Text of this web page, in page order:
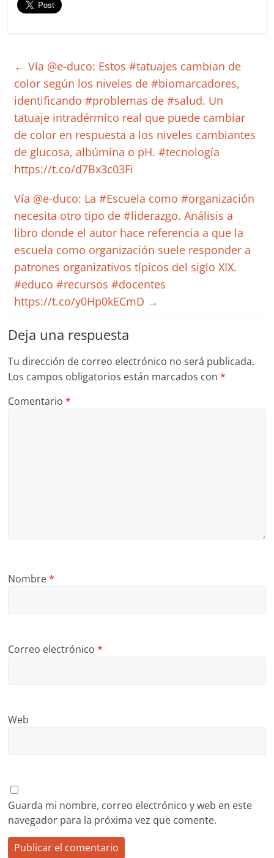
← Vía @e-duco: Estos #tatuajes cambian de
color según los niveles de #biomarcadores,
identificando #problemas de #salud. Un
tatuaje intradérmico real que puede cambiar
de color en respuesta a los niveles cambiantes
de glucosa, albúmina o pH. #tecnología
https://t.co/d7Bx3c03Fi
Vía @e-duco: La #Escuela como #organización
necesita otro tipo de #liderazgo. Análisis a
libro donde el autor hace referencia a que la
escuela como organización suele responder a
patrones organizativos típicos del siglo XIX.
#educo #recursos #docentes
https://t.co/y0Hp0kECmD →
Deja una respuesta
Tu dirección de correo electrónico no será publicada.
Los campos obligatorios están marcados con*
Comentario*
Nombre*
Correo electrónico*
Web
Guarda mi nombre, correo electrónico y web en este
navegador para la próxima vez que comente.